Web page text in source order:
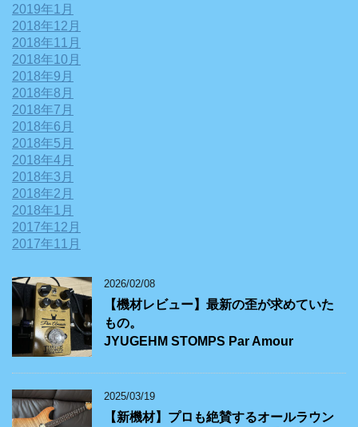
2019年1月
2018年12月
2018年11月
2018年10月
2018年9月
2018年8月
2018年7月
2018年6月
2018年5月
2018年4月
2018年3月
2018年2月
2018年1月
2017年12月
2017年11月
2026/02/08
【機材レビュー】最新の歪が求めていた
もの。
JYUGEHM STOMPS Par Amour
2025/03/19
【新機材】プロも絶賛するオールラウン